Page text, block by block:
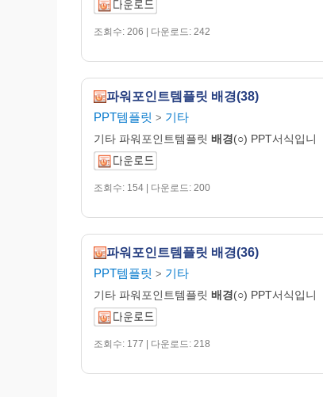
조회수: 206 | 다운로드: 242
파워포인트템플릿 배경(38)
PPT템플릿 > 기타
기타 파워포인트템플릿 배경(○) PPT서식입니
조회수: 154 | 다운로드: 200
파워포인트템플릿 배경(36)
PPT템플릿 > 기타
기타 파워포인트템플릿 배경(○) PPT서식입니
조회수: 177 | 다운로드: 218